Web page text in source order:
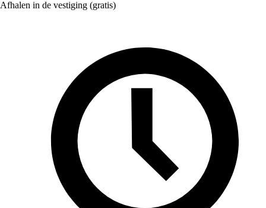
Afhalen in de vestiging (gratis)